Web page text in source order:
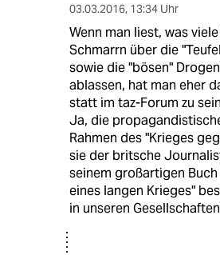
03.03.2016, 13:34 Uhr
Wenn man liest, was
Schmarrn über die
sowie die "bösen"
ablassen, hat man eher
statt im taz-Forum zu
Ja, die
Rahmen des "Krieges
sie der britsche
seinem großartigen
eines langen Krieges"
in unseren